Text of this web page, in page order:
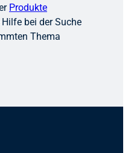
Produkte
bei der Suche
Thema